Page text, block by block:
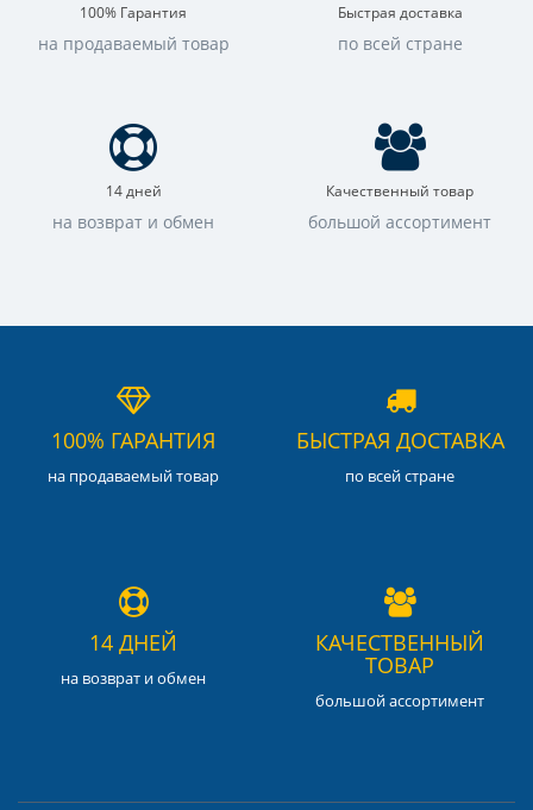
100% Гарантия
на продаваемый товар
Быстрая доставка
по всей стране
14 дней
на возврат и обмен
Качественный товар
большой ассортимент
100% ГАРАНТИЯ
на продаваемый товар
БЫСТРАЯ ДОСТАВКА
по всей стране
14 ДНЕЙ
на возврат и обмен
КАЧЕСТВЕННЫЙ
ТОВАР
большой ассортимент